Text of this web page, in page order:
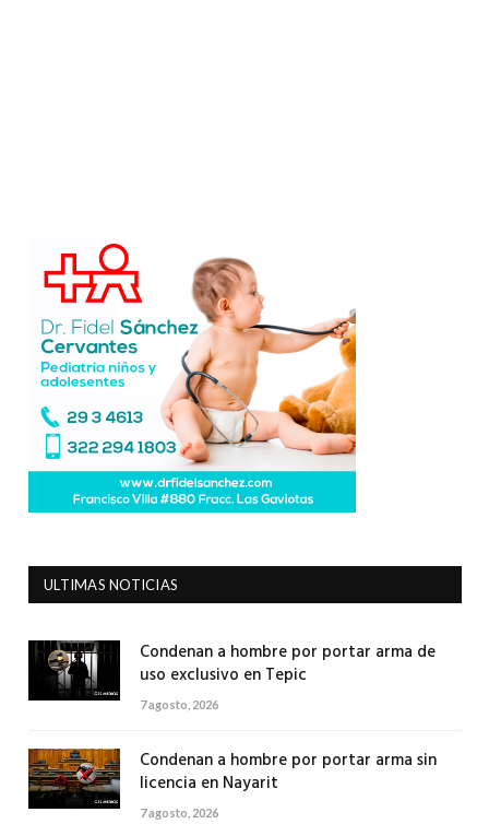
ULTIMAS NOTICIAS
Condenan a hombre por portar arma de
uso exclusivo en Tepic
7 agosto, 2026
Condenan a hombre por portar arma sin
licencia en Nayarit
7 agosto, 2026